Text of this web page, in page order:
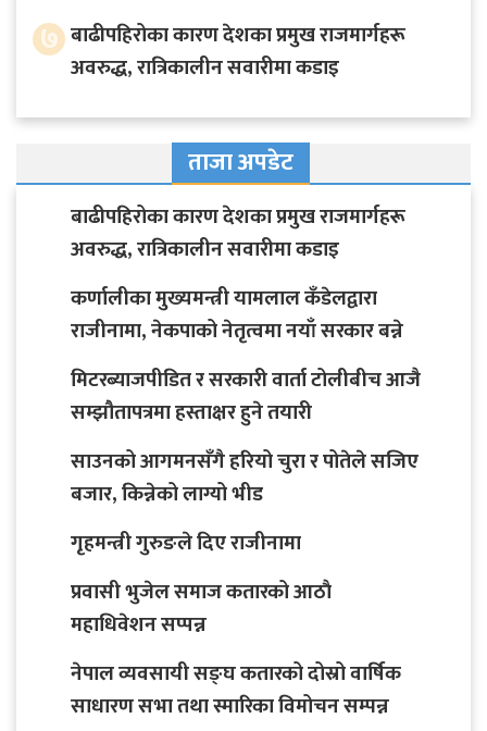
७ बाढीपहिरोका कारण देशका प्रमुख राजमार्गहरू
अवरुद्ध, रात्रिकालीन सवारीमा कडाइ
ताजा अपडेट
बाढीपहिरोका कारण देशका प्रमुख राजमार्गहरू
अवरुद्ध, रात्रिकालीन सवारीमा कडाइ
कर्णालीका मुख्यमन्त्री यामलाल कँडेलद्वारा
राजीनामा, नेकपाको नेतृत्वमा नयाँ सरकार बन्ने
मिटरब्याजपीडित र सरकारी वार्ता टोलीबीच आजै
सम्झौतापत्रमा हस्ताक्षर हुने तयारी
साउनको आगमनसँगै हरियो चुरा र पोतेले सजिए
बजार, किन्नेको लाग्यो भीड
गृहमन्त्री गुरुङले दिए राजीनामा
प्रवासी भुजेल समाज कतारको आठाै
महाधिवेशन सप्पन्न
नेपाल व्यवसायी सङ्घ कतारको दोस्रो वार्षिक
साधारण सभा तथा स्मारिका विमोचन सम्पन्न